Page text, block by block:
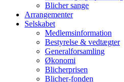
Blicher sange
Arrangementer
Selskabet
Medlemsinformation
Bestyrelse & vedtægter
Generalforsamling
Økonomi
Blicherprisen
Blicher-fonden